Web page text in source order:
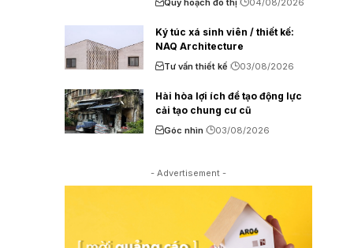
Ký túc xá sinh viên / thiết kế:
NAQ Architecture
Tư vấn thiết kế 03/08/2026
Hài hòa lợi ích để tạo động lực
cải tạo chung cư cũ
Góc nhìn 03/08/2026
- Advertisement -